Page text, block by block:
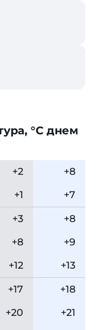
°C днем
+2
+8
+1 +7
+3
+8
+8
+9
+12 +13
+17
+18
+20
+21